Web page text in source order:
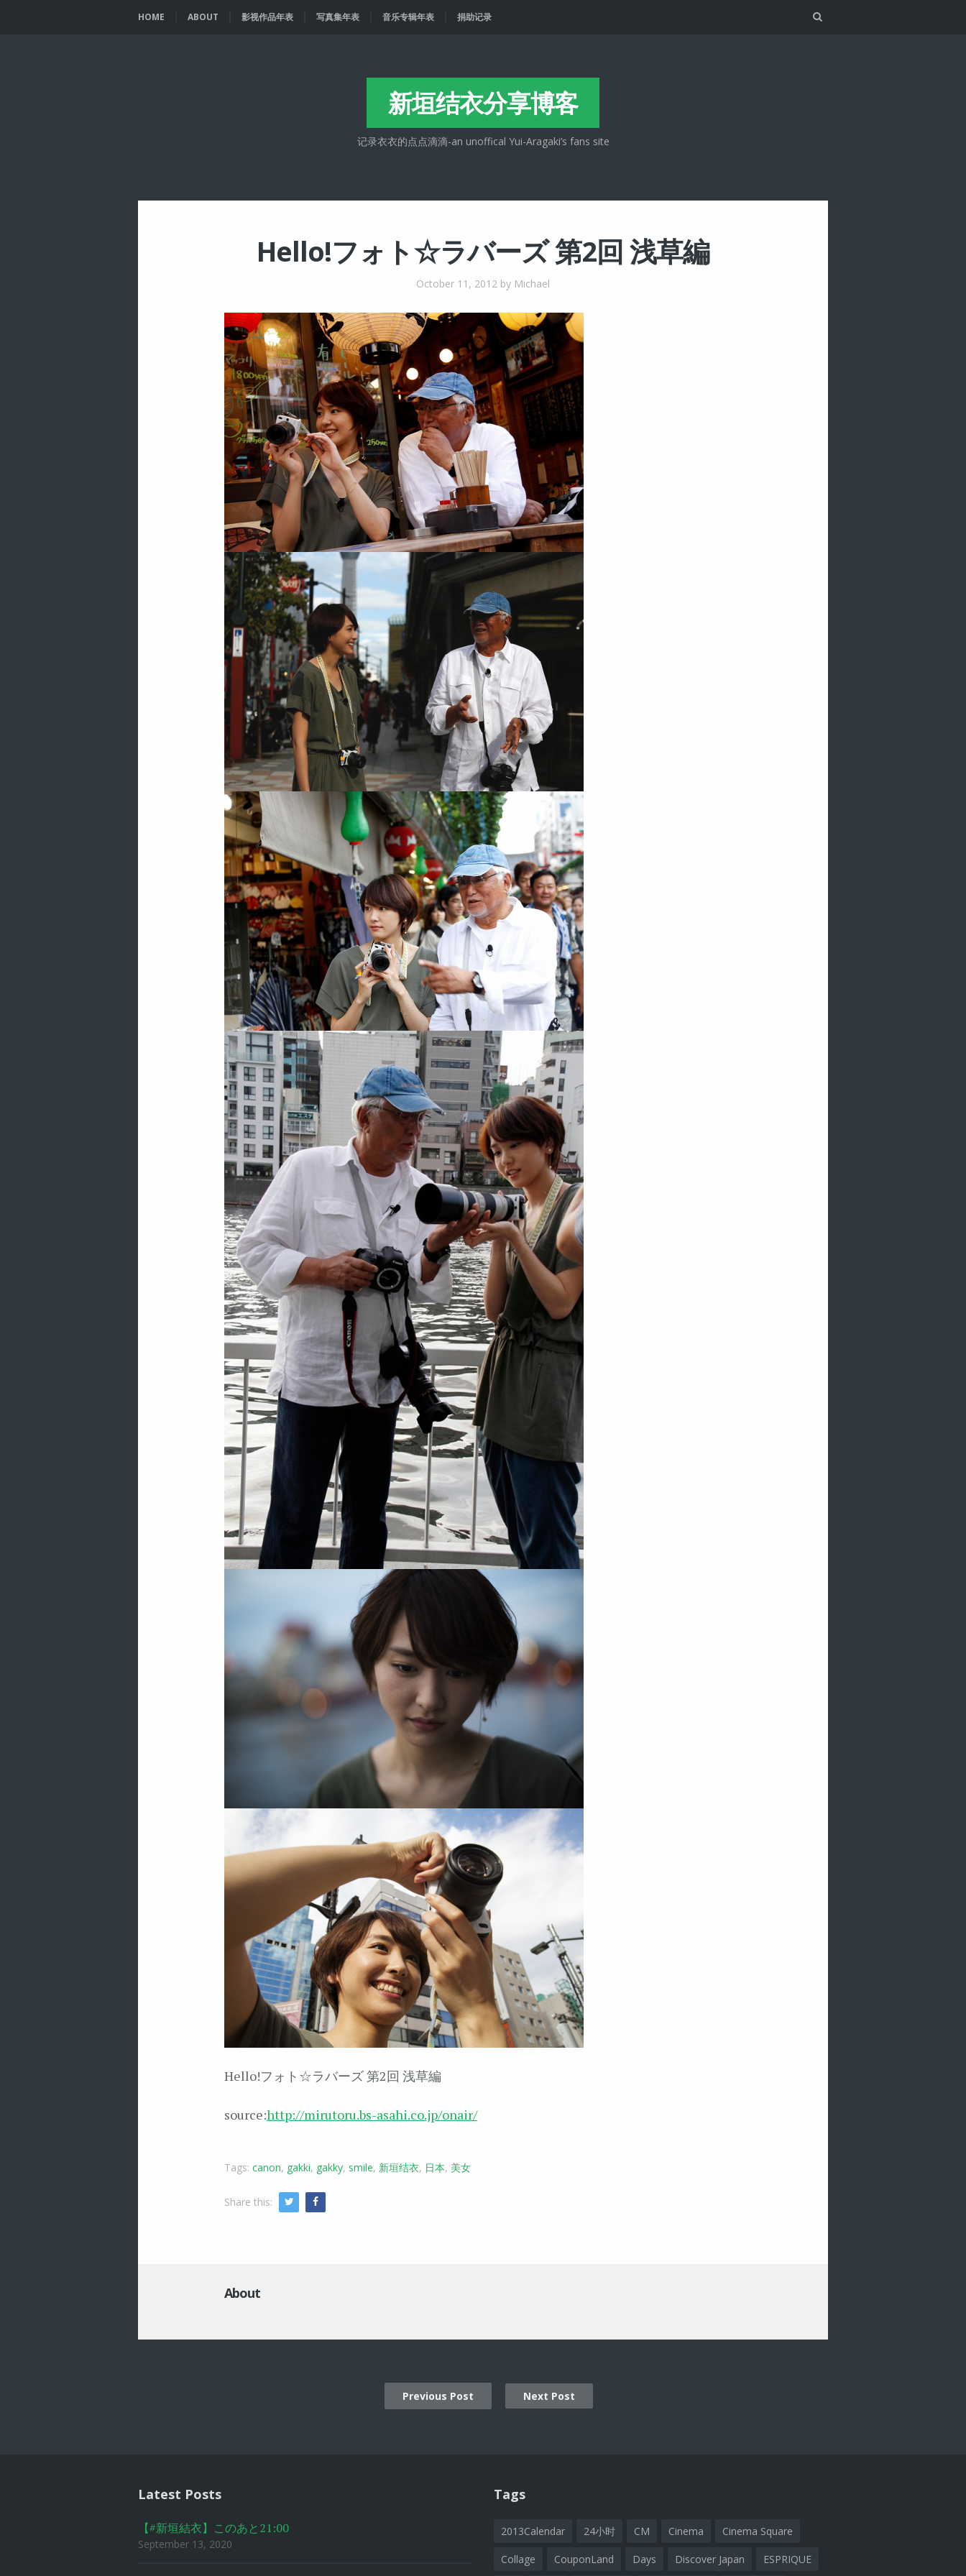
HOME ABOUT 影视作品年表 写真集年表 音乐专辑年表 捐助记录 Search
新垣结衣分享博客
记录衣衣的点点滴滴-an unoffical Yui-Aragaki’s fans site
Hello!フォト☆ラバーズ 第2回 浅草編
October 11, 2012 by Michael
Hello!フォト☆ラバーズ 第2回 浅草編
source:http://mirutoru.bs-asahi.co.jp/onair/
Tags: canon, gakki, gakky, smile, 新垣结衣, 日本, 美女
Share this: Twitter
About
Previous Post Next Post
Latest Posts
【#新垣結衣】このあと21:00
September 13, 2020
Tags
2013Calendar 24小时 CM Cinema Cinema Square
Collage CouponLand Days Discover Japan ESPRIQUE